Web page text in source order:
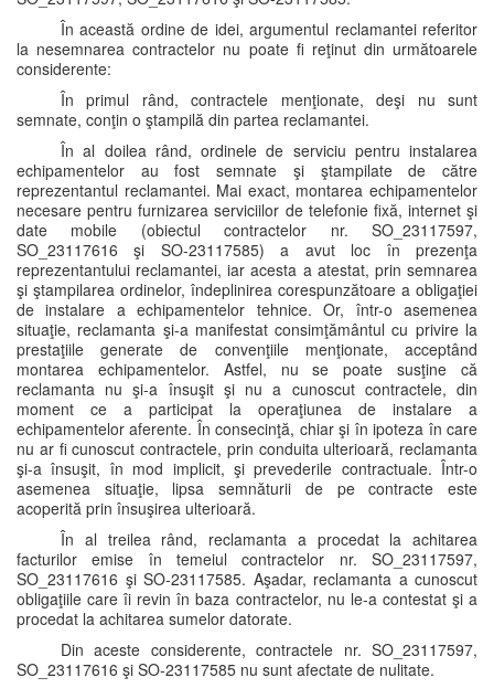
În această ordine de idei, argumentul reclamantei referitor
la nesemnarea contractelor nu poate fi reţinut din următoarele
considerente:
În primul rând, contractele menţionate, deşi nu sunt
semnate, conţin o ştampilă din partea reclamantei.
În al doilea rând, ordinele de serviciu pentru instalarea
echipamentelor au fost semnate şi ştampilate de către
reprezentantul reclamantei. Mai exact, montarea echipamentelor
necesare pentru furnizarea serviciilor de telefonie fixă, internet şi
date mobile (obiectul contractelor nr. SO_23117597,
SO_23117616 şi SO-23117585) a avut loc în prezenţa
reprezentantului reclamantei, iar acesta a atestat, prin semnarea
şi ştampilarea ordinelor, îndeplinirea corespunzătoare a obligaţiei
de instalare a echipamentelor tehnice. Or, într-o asemenea
situaţie, reclamanta şi-a manifestat consimţământul cu privire la
prestaţiile generate de convenţiile menţionate, acceptând
montarea echipamentelor. Astfel, nu se poate susţine că
reclamanta nu şi-a însuşit şi nu a cunoscut contractele, din
moment ce a participat la operaţiunea de instalare a
echipamentelor aferente. În consecinţă, chiar şi în ipoteza în care
nu ar fi cunoscut contractele, prin conduita ulterioară, reclamanta
şi-a însuşit, în mod implicit, şi prevederile contractuale. Într-o
asemenea situaţie, lipsa semnăturii de pe contracte este
acoperită prin însuşirea ulterioară.
În al treilea rând, reclamanta a procedat la achitarea
facturilor emise în temeiul contractelor nr. SO_23117597,
SO_23117616 şi SO-23117585. Aşadar, reclamanta a cunoscut
obligaţiile care îi revin în baza contractelor, nu le-a contestat şi a
procedat la achitarea sumelor datorate.
Din aceste considerente, contractele nr. SO_23117597,
SO_23117616 şi SO-23117585 nu sunt afectate de nulitate.